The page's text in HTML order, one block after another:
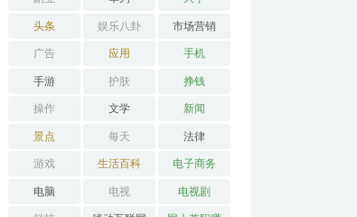
头条 娱乐八卦 市场营销
广告 应用 手机
手游 护肤 挣钱
操作 文学 新闻
景点 每天 法律
游戏 生活百科 电子商务
电脑 电视 电视剧